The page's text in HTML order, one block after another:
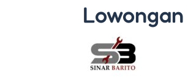
Lowongan